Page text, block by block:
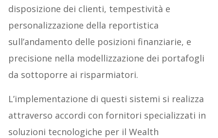
disposizione dei clienti, tempestività e
personalizzazione della reportistica
sull’andamento delle posizioni finanziarie, e
precisione nella modellizzazione dei portafogli
da sottoporre ai risparmiatori.
L’implementazione di questi sistemi si realizza
attraverso accordi con fornitori specializzati in
soluzioni tecnologiche per il Wealth